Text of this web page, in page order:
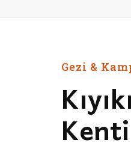
Gezi &
Kenti